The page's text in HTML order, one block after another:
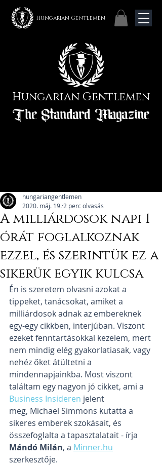
Hungarian Gentlemen
Hungarian Gentlemen
The Standard Magazine
A milliárdosok napi 1
órát foglalkoznak
ezzel, és szerintük ez a
sikerük egyik kulcsa
hungariangentlemen
2020. máj. 19.2 perc olvasás
Én is szeretem olvasni azokat a
tippeket, tanácsokat, amiket a
milliárdosok adnak az embereknek
egy-egy cikkben, interjúban. Viszont
ezeket fenntartásokkal kezelem, mert
nem mindig elég gyakorlatiasak, vagy
nehéz őket átültetni a
mindennapjainkba. Most viszont
találtam egy nagyon jó cikket, ami a
Business Insideren jelent
meg, Michael Simmons kutatta a
sikeres emberek szokásait, és
összefoglalta a tapasztalatait - írja
Mándó Milán, a Minner.hu
szerkesztője.